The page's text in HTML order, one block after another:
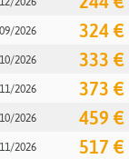
2026 324 €
2026 333 €
2026 373 €
2026 459 €
2026 517 €